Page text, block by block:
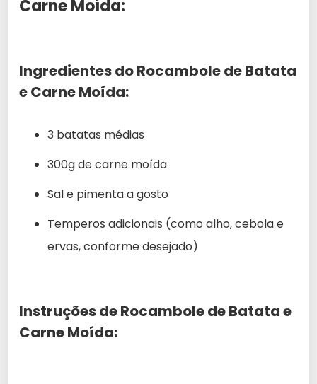
Carne Moída:
Ingredientes do Rocambole de Batata
e Carne Moída:
3 batatas médias
300g de carne moída
Sal e pimenta a gosto
Temperos adicionais (como alho, cebola e
ervas, conforme desejado)
Instruções de Rocambole de Batata e
Carne Moída: